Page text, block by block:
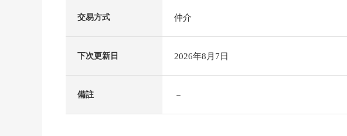
交易方式 仲介
下次更新日 2026年8月7日
備註 －